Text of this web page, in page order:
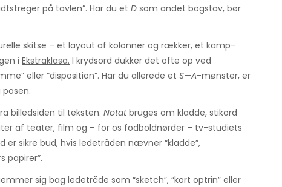
på tavlen”. Har du et D som andet bogstav, bør
skitse – et layout af kolonner og rækker, et kamp-
i Ekstraklasa. I krydsord dukker det ofte op ved
eller “disposition”. Har du allerede et S—A-mønster, er
billedsiden til teksten. Notatbruges om kladde, stikord
af teater, film og – for os fodboldnørder – tv-studiets
er sikre bud, hvis ledetråden nævner “kladde”,
papirer”.
sig bag ledetråde som “sketch”, “kort optrin” eller